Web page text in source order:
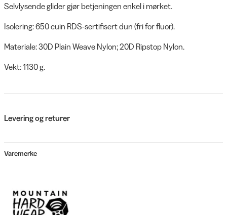
Selvlysende glider gjør betjeningen enkel i mørket.
Isolering: 650 cuin RDS-sertifisert dun (fri for fluor).
Materiale: 30D Plain Weave Nylon; 20D Ripstop Nylon.
Vekt: 1130 g.
Levering og returer
Varemerke